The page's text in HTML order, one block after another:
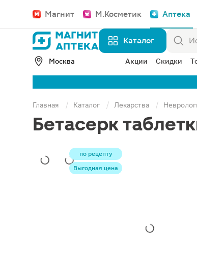
Магнит М.Косметик Аптека
Каталог
Москва Акции Скидки
Главная Каталог Лекарства
Бетасерк
по рецепту
Выгодная цена